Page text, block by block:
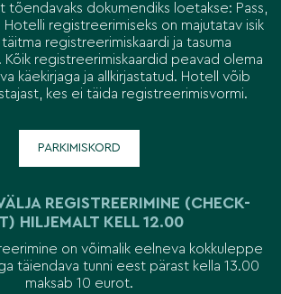
tõendavaks dokumendiks loetakse: Pass,
Hotelli registreerimiseks on majutatav isik
registreerimiskaardi ja tasuma
Kõik registreerimiskaardid peavad olema
käekirjaga ja allkirjastatud. Hotell võib
kes ei täida registreerimisvormi.
PARKIMISKORD
REGISTREERIMINE (CHECK-
HILJEMALT KELL 12.00
on võimalik eelneva kokkuleppe
täiendava tunni eest pärast kella 13.00
maksab 10 eurot.